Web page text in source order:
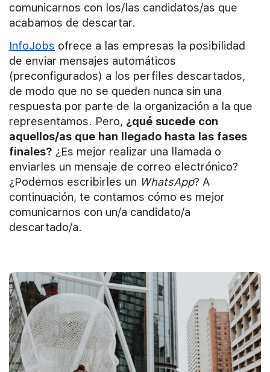
comunicarnos con los/las candidatos/as que
acabamos de descartar.
InfoJobs ofrece a las empresas la posibilidad
de enviar mensajes automáticos
(preconfigurados) a los perfiles descartados,
de modo que no se queden nunca sin una
respuesta por parte de la organización a la que
representamos. Pero, ¿qué sucede con
aquellos/as que han llegado hasta las fases
finales? ¿Es mejor realizar una llamada o
enviarles un mensaje de correo electrónico?
¿Podemos escribirles un WhatsApp? A
continuación, te contamos cómo es mejor
comunicarnos con un/a candidato/a
descartado/a.